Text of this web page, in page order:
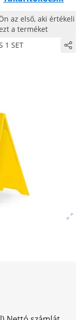
az első, aki értékeli
a terméket
1 SET